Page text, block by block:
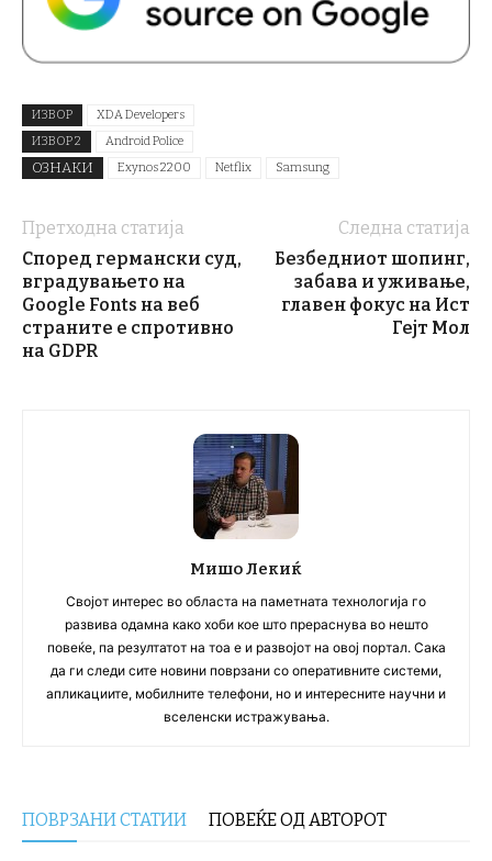
ИЗВОР
XDA Developers
ИЗВОР 2
Android Police
ОЗНАКИ Exynos 2200 Netflix Samsung
Претходна статија
Според германски суд,
вградувањето на
Google Fonts на веб
страните е спротивно
на GDPR
Следна статија
Безбедниот шопинг,
забава и уживање,
главен фокус на Ист
Гејт Мол
Мишо Лекиќ
Својот интерес во областа на паметната технологија го
развива одамна како хоби кое што прераснува во нешто
повеќе, па резултатот на тоа е и развојот на овој портал. Сака
да ги следи сите новини поврзани со оперативните системи,
апликациите, мобилните телефони, но и интересните научни и
вселенски истражувања.
ПОВРЗАНИ СТАТИИ ПОВЕЌЕ ОД АВТОРОТ